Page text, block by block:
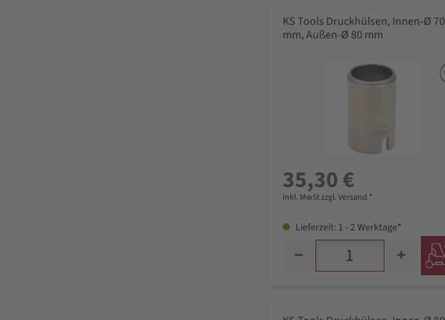
KS Tools Druckhülsen, Innen-Ø 70
mm, Außen-Ø 80 mm
35,30 €
inkl. MwSt zzgl. Versand *
Lieferzeit: 1 - 2 Werktage*